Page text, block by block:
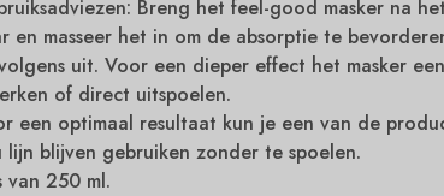
Breng het feel-good masker na
en masseer het in om de absorptie te
uit. Voor een dieper effect het masker
of direct uitspoelen.
een optimaal resultaat kun je een van de
lijn blijven gebruiken zonder te spoelen.
van 250 ml.